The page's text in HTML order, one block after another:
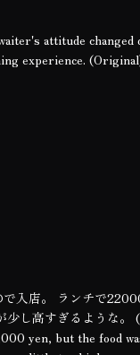
attitude
experience.
入店。 ランチで
少し高すぎるような
yen, but the food